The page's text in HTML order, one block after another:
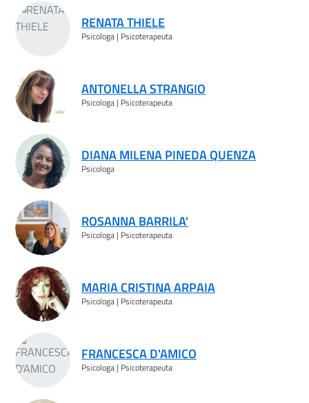
RENATA THIELE
Psicologa | Psicoterapeuta
ANTONELLA STRANGIO
Psicologa | Psicoterapeuta
DIANA MILENA PINEDA QUENZA
Psicologa
ROSANNA BARRILA'
Psicologa | Psicoterapeuta
MARIA CRISTINA ARPAIA
Psicologa | Psicoterapeuta
FRANCESCA D'AMICO
Psicologa | Psicoterapeuta